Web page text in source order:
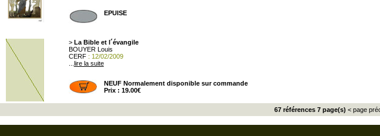
EPUISE
> La Bible et l´évangile
BOUYER Louis
CERF: 12/02/2009
lire la suite
NEUF Normalement disponible sur commande
Prix : 19.00€
67 références 7 page(s) < page